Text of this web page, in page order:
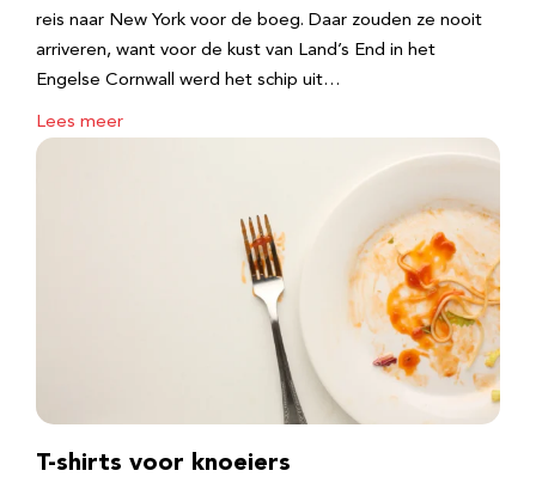
reis naar New York voor de boeg. Daar zouden ze nooit
arriveren, want voor de kust van Land’s End in het
Engelse Cornwall werd het schip uit…
Lees meer
T-shirts voor knoeiers